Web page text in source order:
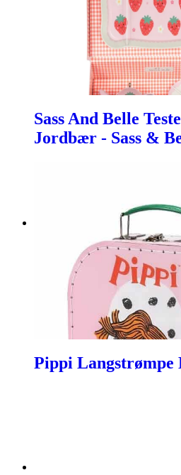
Sass And Belle
Jordbær - Sass &
Pippi